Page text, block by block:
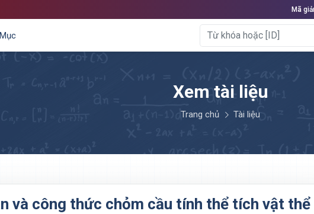
Mã
Xem tài liệu
Trang chủ Tài liệu
và công thức chỏm cầu tính thể tích vật thể